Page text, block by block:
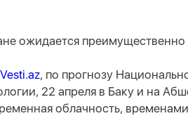
ожидается преимущественно
Vesti.az, по прогнозу
22 апреля в Баку и на
облачность,